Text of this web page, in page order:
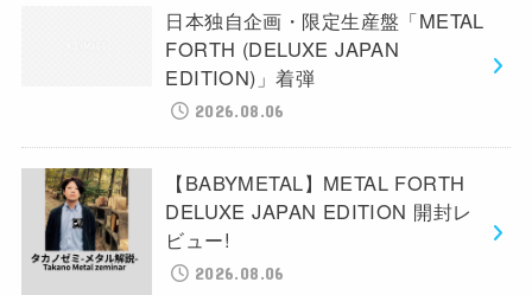
日本独自企画・限定生産盤「METAL
FORTH (DELUXE JAPAN
EDITION)」着弾
2026.08.06
【BABYMETAL】METAL FORTH
DELUXE JAPAN EDITION 開封レ
ビュー!
2026.08.06